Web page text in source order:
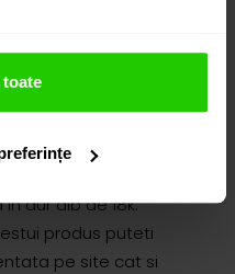
aur alb de 18k.
produs puteti
pe site cat si